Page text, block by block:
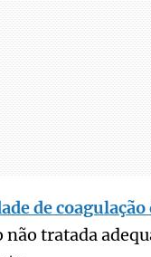
de coagulação
tratada